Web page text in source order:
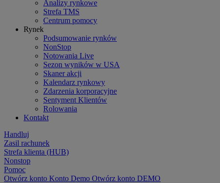
Analizy rynkowe
Strefa TMS
Centrum pomocy
Rynek
Podsumowanie rynków
NonStop
Notowania Live
Sezon wyników w USA
Skaner akcji
Kalendarz rynkowy
Zdarzenia korporacyjne
Sentyment Klientów
Rolowania
Kontakt
Handluj
Zasil rachunek
Strefa klienta (HUB)
Nonstop
Pomoc
Otwórz konto Konto Demo Otwórz konto DEMO